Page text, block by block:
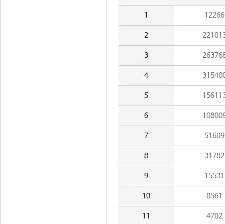
1 12266
2
3
4
5
6
7 51609
8 31782
9 15531
10 8561
11 4702